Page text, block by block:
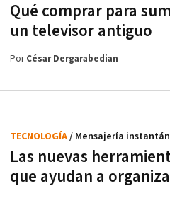
Qué comprar para
un televisor antiguo
PorCésar Dergarabedian
Las nuevas
que ayudan a
TECNOLOGÍA/ Mensajería